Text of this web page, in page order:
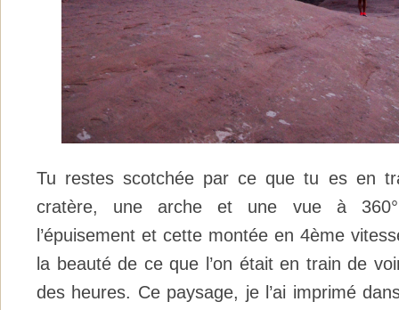
Tu restes scotchée par ce que tu es en
cratère, une arche et une vue à
l’épuisement et cette montée en 4ème
la beauté de ce que l’on était en train de
des heures. Ce paysage, je l’ai imprimé